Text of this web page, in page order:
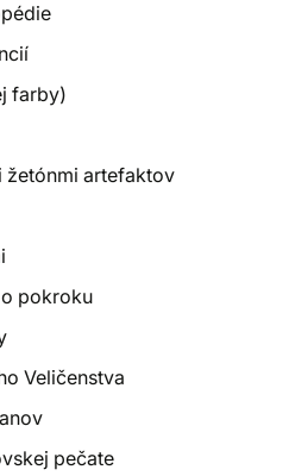
farby)
žetónmi artefaktov
pokroku
Veličenstva
pečate